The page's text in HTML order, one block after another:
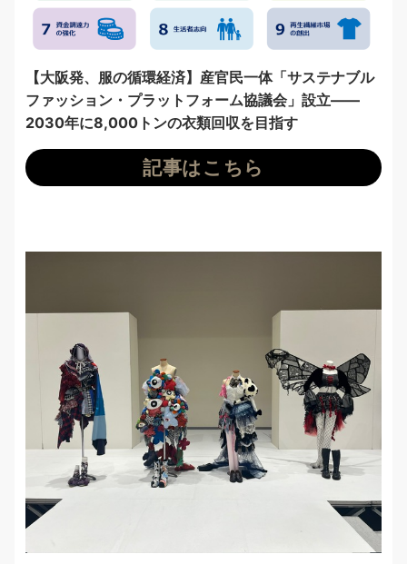
【大阪発、服の循環経済】産官民一体「サステナブル
ファッション・プラットフォーム協議会」設立——
2030年に8,000トンの衣類回収を目指す
記事はこちら